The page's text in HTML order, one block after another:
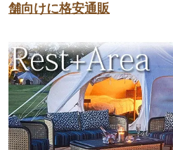
舗向けに格安通販